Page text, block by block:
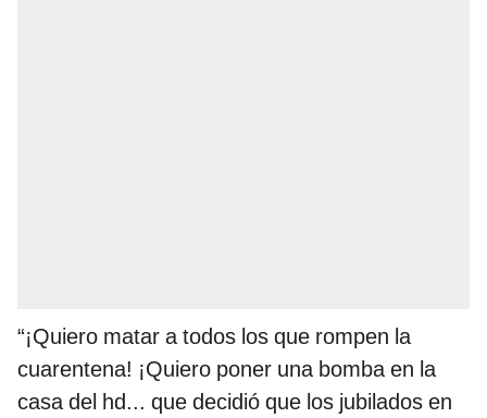
“¡Quiero matar a todos los que rompen la
cuarentena! ¡Quiero poner una bomba en la
casa del hd... que decidió que los jubilados en